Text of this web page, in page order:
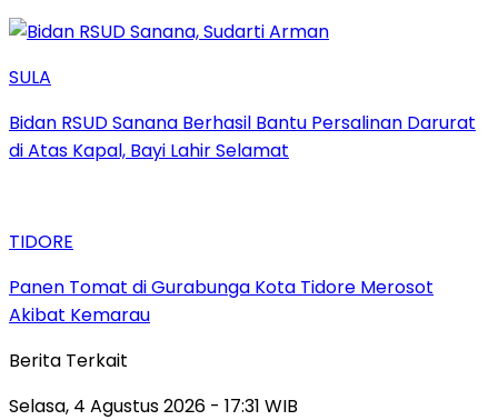
SULA
Bidan RSUD Sanana Berhasil Bantu Persalinan Darurat
di Atas Kapal, Bayi Lahir Selamat
TIDORE
Panen Tomat di Gurabunga Kota Tidore Merosot
Akibat Kemarau
Berita Terkait
Selasa, 4 Agustus 2026 - 17:31 WIB